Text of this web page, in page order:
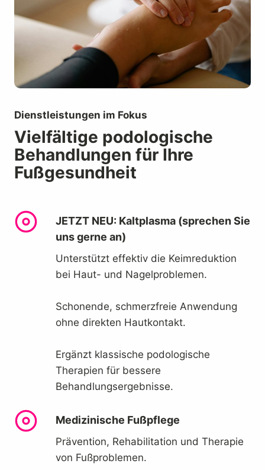
Dienstleistungen im Fokus
Vielfältige podologische
Behandlungen für Ihre
Fußgesundheit
JETZT NEU: Kaltplasma (sprechen Sie
uns gerne an)
Unterstützt effektiv die Keimreduktion
bei Haut- und Nagelproblemen.
Schonende, schmerzfreie Anwendung
ohne direkten Hautkontakt.
Ergänzt klassische podologische
Therapien für bessere
Behandlungsergebnisse.
Medizinische Fußpflege
Prävention, Rehabilitation und Therapie
von Fußproblemen.